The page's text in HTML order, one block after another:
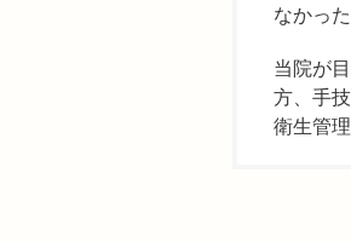
なかっ
当院が
方、手
衛生管